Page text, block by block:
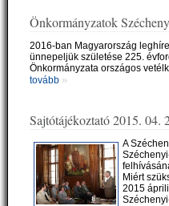
Önkormányzatok
2016-ban Magyarország
ünnepeljük születése 225.
Önkormányzata országos
tovább »
Sajtótájékoztató 2015. 04.
A
Miért
2015